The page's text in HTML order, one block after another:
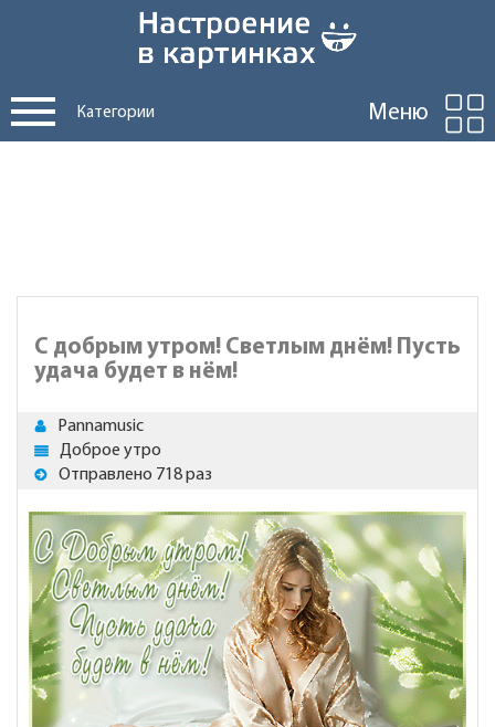
Категории Меню
С добрым утром! Светлым днём! Пусть
удача будет в нём!
Pannamusic
Доброе утро
Отправлено 718 раз